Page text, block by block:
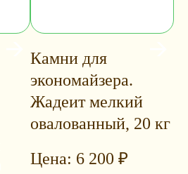
Камни для
экономайзера.
Жадеит мелкий
овалованный, 20 кг
6 200 ₽